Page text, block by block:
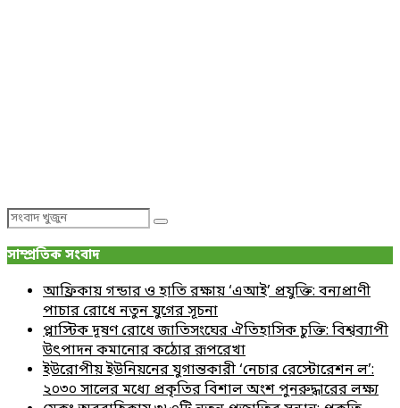
Search
Search
সাম্প্রতিক সংবাদ
আফ্রিকায় গন্ডার ও হাতি রক্ষায় ‘এআই’ প্রযুক্তি: বন্যপ্রাণী
পাচার রোধে নতুন যুগের সূচনা
প্লাস্টিক দূষণ রোধে জাতিসংঘের ঐতিহাসিক চুক্তি: বিশ্বব্যাপী
উৎপাদন কমানোর কঠোর রূপরেখা
ইউরোপীয় ইউনিয়নের যুগান্তকারী ‘নেচার রেস্টোরেশন ল’:
২০৩০ সালের মধ্যে প্রকৃতির বিশাল অংশ পুনরুদ্ধারের লক্ষ্য